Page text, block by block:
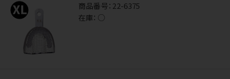
商品番号： 22-6375
在庫： ○